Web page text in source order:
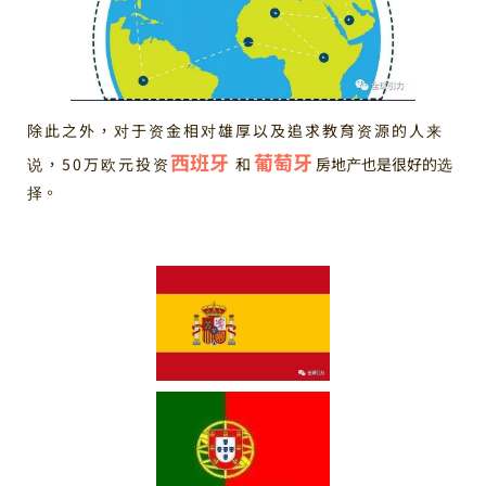
除此之外，对于资金相对雄厚以及追求教育资源的人来
说，50万欧元投资 西班牙 和 葡萄牙 房地产也是很好的选
择。